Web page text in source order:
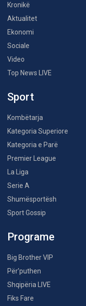
Kronikë
Aktualitet
Ekonomi
Sociale
Video
Top News LIVE
Sport
Kombëtarja
Kategoria Superiore
Kategoria e Parë
Premier League
La Liga
Serie A
Shumësportësh
Sport Gossip
Programe
Big Brother VIP
Për’puthen
Shqipëria LIVE
Fiks Fare